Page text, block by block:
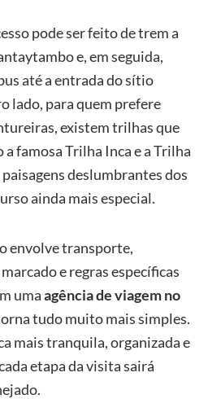
pode ser feito de trem a
e, em seguida,
até a entrada do sítio
lado, para quem prefere
existem trilhas que
a famosa Trilha Inca e a Trilha
deslumbrantes dos
ainda mais especial.
envolve transporte,
e regras específicas
umaagência de viagem no
tudo muito mais simples.
mais tranquila, organizada e
etapa da visita sairá